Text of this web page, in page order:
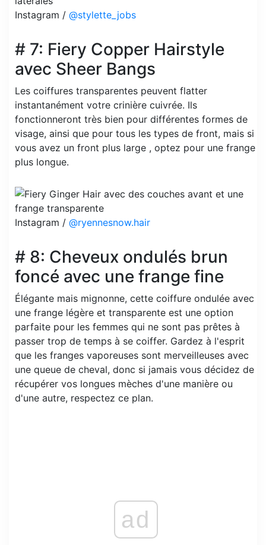
Instagram / @stylette_jobs
# 7: Fiery Copper Hairstyle
avec Sheer Bangs
Les coiffures transparentes peuvent flatter
instantanément votre crinière cuivrée. Ils
fonctionneront très bien pour différentes formes de
visage, ainsi que pour tous les types de front, mais si
vous avez un front plus large , optez pour une frange
plus longue.
Instagram / @ryennesnow.hair
# 8: Cheveux ondulés brun
foncé avec une frange fine
Élégante mais mignonne, cette coiffure ondulée avec
une frange légère et transparente est une option
parfaite pour les femmes qui ne sont pas prêtes à
passer trop de temps à se coiffer. Gardez à l'esprit
que les franges vaporeuses sont merveilleuses avec
une queue de cheval, donc si jamais vous décidez de
récupérer vos longues mèches d'une manière ou
d'une autre, respectez ce plan.
ad